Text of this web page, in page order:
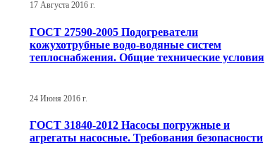
17 Августа 2016 г.
ГОСТ 27590-2005 Подогреватели
кожухотрубные водо-водяные систем
теплоснабжения. Общие технические условия
24 Июня 2016 г.
ГОСТ 31840-2012 Насосы погружные и
агрегаты насосные. Требования безопасности